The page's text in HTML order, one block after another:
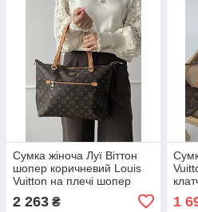
Сумка жіноча Луї Віттон
шопер коричневий Louis
Vuitton на плечі шопер
2 263 ₴ 1